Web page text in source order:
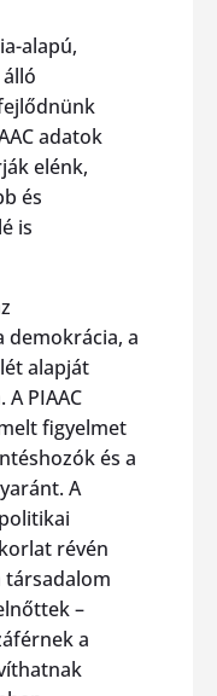
alapú,
adatok
elénk,
és
is
demokrácia, a
alapját
PIAAC
figyelmet
és a
A
révén
társadalom
–
a